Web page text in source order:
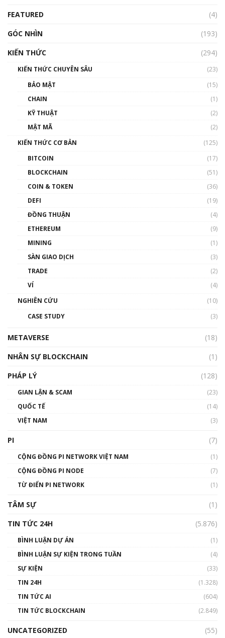
00:43:47
như thể nào?
00:39:31
Phổ cập Blockchain
thống & Crypto qua các cuộc chiến | Phổ cập
01:32:59
gió ấm
Talkshow 14: MemeCoin – Trò đùa tỷ đô
01:29:26
FEATURED
(4)
GÓC NHÌN
(193)
KIẾN THỨC
(294)
KIẾN THỨC CHUYÊN SÂU
(23)
BẢO MẬT
(15)
CHAIN
(1)
KỸ THUẬT
(2)
MẬT MÃ
(2)
KIẾN THỨC CƠ BẢN
(125)
BITCOIN
(17)
BLOCKCHAIN
(51)
COIN & TOKEN
(36)
DEFI
(19)
ĐỒNG THUẬN
(4)
ETHEREUM
(9)
MINING
(1)
SÀN GIAO DỊCH
(3)
TRADE
(2)
VÍ
(4)
NGHIÊN CỨU
(10)
CASE STUDY
(3)
METAVERSE
(18)
NHÂN SỰ BLOCKCHAIN
(1)
PHÁP LÝ
(128)
GIAN LẬN & SCAM
(23)
QUỐC TẾ
(14)
VIỆT NAM
(3)
PI (7)
CỘNG ĐỒNG PI NETWORK VIỆT NAM
(1)
CỘNG ĐỒNG PI NODE
(7)
TỪ ĐIỂN PI NETWORK
(1)
TÂM SỰ
(1)
TIN TỨC 24H
(5.876)
BÌNH LUẬN DỰ ÁN
(1)
BÌNH LUẬN SỰ KIỆN TRONG TUẦN
(4)
SỰ KIỆN
(33)
TIN 24H
(1.328)
TIN TỨC AI
(604)
TIN TỨC BLOCKCHAIN
(2.849)
UNCATEGORIZED (55)